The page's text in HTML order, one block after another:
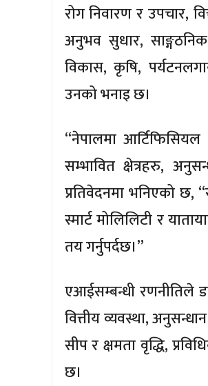
रोग निवारण र उपचार,
अनुभव सुधार,
विकास, कृषि,
उनको भनाइ छ।
“नेपालमा आर्टिफिसियल
सम्भावित क्षेत्रहरु,
प्रतिवेदनमा भनिएको छ,
स्मार्ट मोलिलिटी र
तय गर्नुपर्दछ।”
एआईसम्बन्धी रणनीतिले
वित्तीय व्यवस्था,
सीप र क्षमता वृद्धि,
छ।